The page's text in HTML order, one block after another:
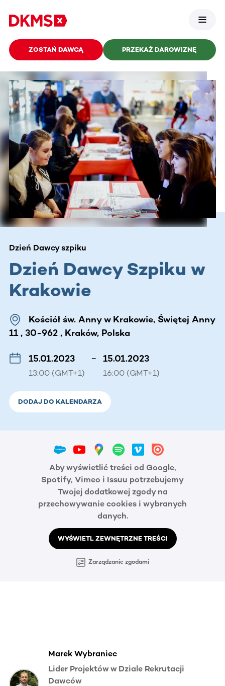
ZOSTAŃ DAWCĄ PRZEKAŻ DAROWIZNĘ
Dzień Dawcy szpiku
Dzień Dawcy Szpiku w
Krakowie
Kościół św. Anny w Krakowie, Świętej Anny
11 , 30-962 , Kraków, Polska
15.01.2023
13:00 (GMT+1)
– 15.01.2023
16:00 (GMT+1)
DODAJ DO KALENDARZA
Aby wyświetlić treści od Google,
Spotify, Vimeo i Issuu potrzebujemy
Twojej dodatkowej zgody na
przechowywanie cookies i wybranych
danych.
WYŚWIETL ZEWNĘTRZNE TREŚCI
Zarządzanie zgodami
Marek Wybraniec
Lider Projektów w Dziale Rekrutacji
Dawców